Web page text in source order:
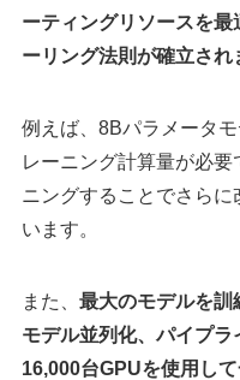
ーティングリソースを
ーリング法則が確立され
例えば、8Bパラメータ
レーニング計算量が必
ニングすることでさら
います。
また、 最大のモデルを訓
モデル並列化、パイプラ
16,000台GPUを使用し